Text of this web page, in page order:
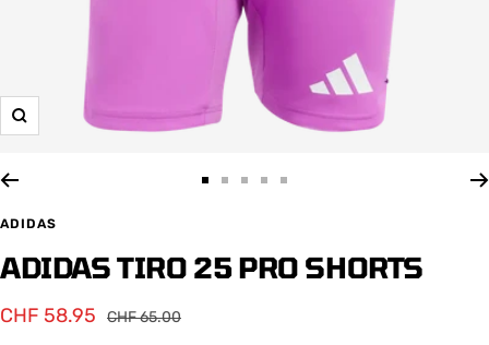
Zoom
gehen
gehengehen
gehengehen
ADIDAS
ADIDAS TIRO 25 PRO SHORTS
Angebotspreis
CHF 58.95
Regulärer
CHF 65.00